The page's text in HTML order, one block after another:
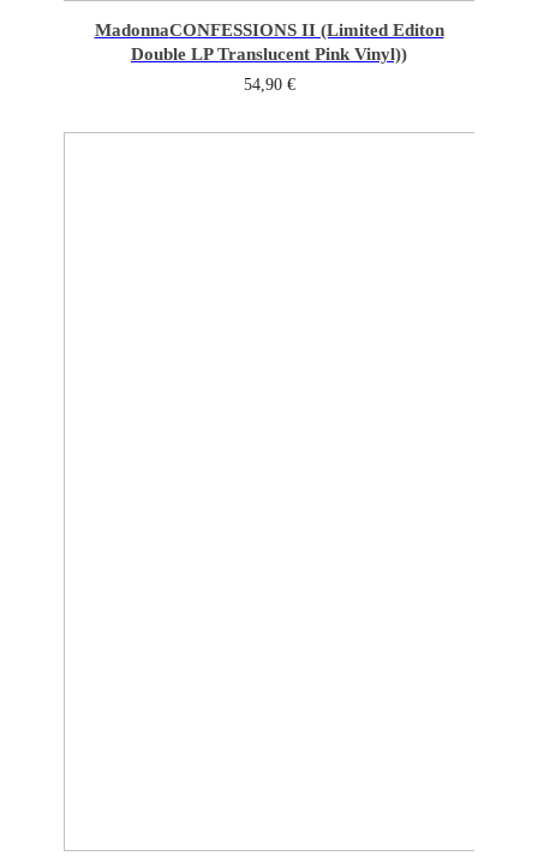
MadonnaCONFESSIONS II (Limited Editon
Double LP Translucent Pink Vinyl))
54,90 €